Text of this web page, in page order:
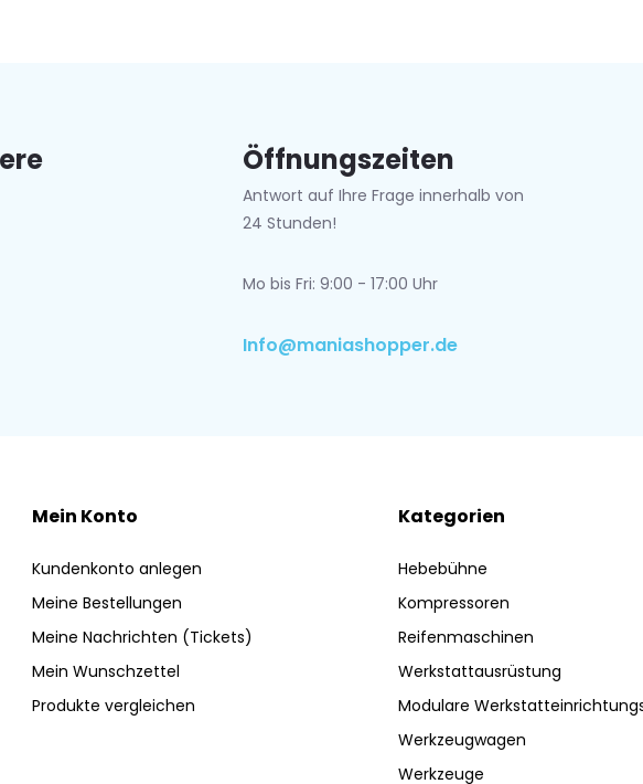
Öffnungszeiten
Antwort auf Ihre Frage innerhalb von
24 Stunden!
Mo bis Fri: 9:00 - 17:00 Uhr
Info@maniashopper.de
Mein Konto
Kundenkonto anlegen
Meine Bestellungen
Meine Nachrichten (Tickets)
Mein Wunschzettel
Produkte vergleichen
Kategorien
Hebebühne
Kompressoren
Reifenmaschinen
Werkstattausrüstung
Modulare
Werkzeugwagen
Werkzeuge